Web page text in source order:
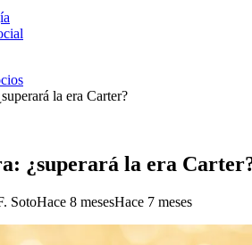
la era Carter?
¿superará la era
SotoHace 8 mesesHace 7 meses